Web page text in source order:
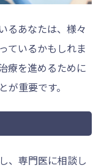
るあなたは、様々
ているかもしれま
療を進めるために
重要です。
、専門医に相談し